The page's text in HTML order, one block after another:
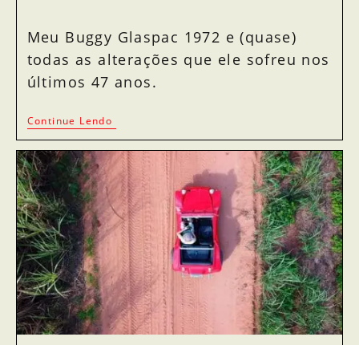
Meu Buggy Glaspac 1972 e (quase)
todas as alterações que ele sofreu nos
últimos 47 anos.
Continue Lendo